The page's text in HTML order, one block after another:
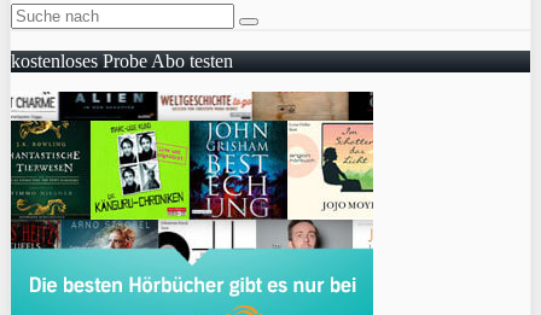
kostenloses Probe Abo testen